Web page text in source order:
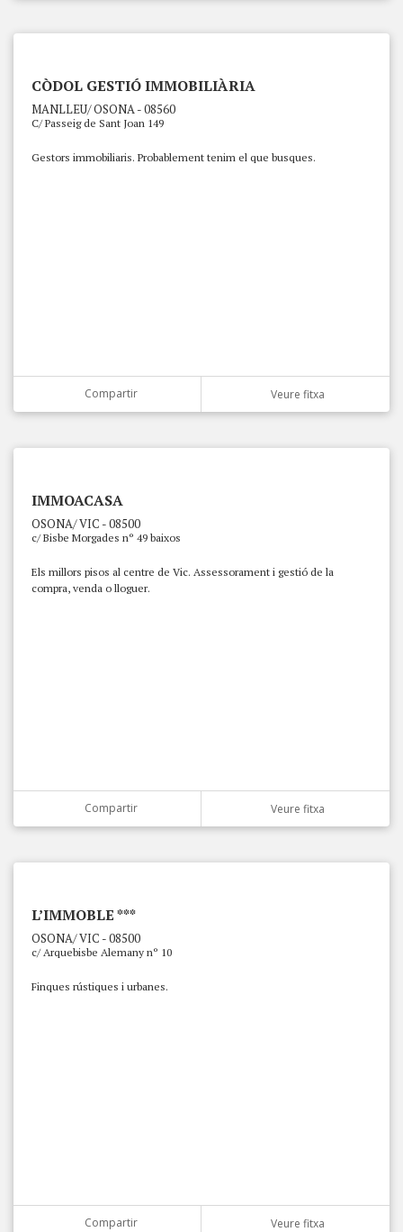
CÒDOL GESTIÓ IMMOBILIÀRIA
MANLLEU/ OSONA - 08560
C/ Passeig de Sant Joan 149
Gestors immobiliaris. Probablement tenim el que busques.
Compartir Veure fitxa
IMMOACASA
OSONA/ VIC - 08500
c/ Bisbe Morgades nº 49 baixos
Els millors pisos al centre de Vic. Assessorament i gestió de la
compra, venda o lloguer.
Compartir Veure fitxa
L’IMMOBLE ***
OSONA/ VIC - 08500
c/ Arquebisbe Alemany nº 10
Finques rústiques i urbanes.
Compartir Veure fitxa